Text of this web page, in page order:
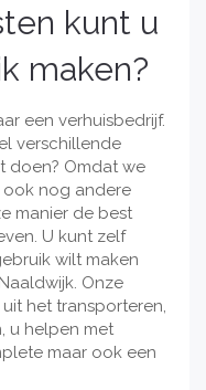
kunt u
maken?
een verhuisbedrijf.
verschillende
doen? Omdat we
ook nog andere
manier de best
U kunt zelf
wilt maken
Onze
het transporteren,
u helpen met
maar ook een